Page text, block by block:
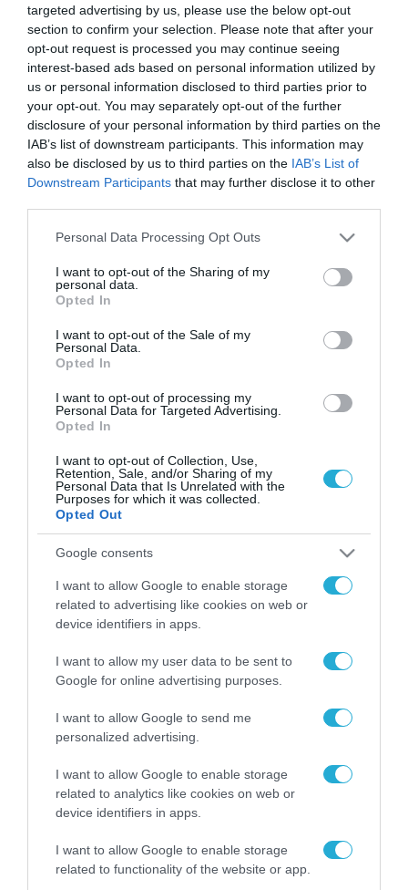
targeted advertising by us, please use the below opt-out
section to confirm your selection. Please note that after your
opt-out request is processed you may continue seeing
interest-based ads based on personal information utilized by
us or personal information disclosed to third parties prior to
your opt-out. You may separately opt-out of the further
disclosure of your personal information by third parties on the
IAB’s list of downstream participants. This information may
also be disclosed by us to third parties on the IAB’s List of
Downstream Participants that may further disclose it to other
Please note that this website/app uses one or more Google
not limited to your visit or usage behaviour. You may click to
grant or deny consent to Google and its third-party tags to
use your data for below specified purposes in below Google
consent section.
Personal Data Processing Opt Outs
I want to opt-out of the Sharing of my
personal data.
Opted In
I want to opt-out of the Sale of my
Personal Data.
Opted In
I want to opt-out of processing my
Personal Data for Targeted Advertising.
Opted In
I want to opt-out of Collection, Use,
Retention, Sale, and/or Sharing of my
Personal Data that Is Unrelated with the
Purposes for which it was collected.
Opted Out
Google consents
I want to allow Google to enable storage
related to advertising like cookies on web or
device identifiers in apps.
I want to allow my user data to be sent to
Google for online advertising purposes.
I want to allow Google to send me
personalized advertising.
I want to allow Google to enable storage
related to analytics like cookies on web or
device identifiers in apps.
I want to allow Google to enable storage
related to functionality of the website or app.
Δικάζονταν με κατηγορίες περί «προδοσίας» επειδή
είχε αποκαλύψει το Ucrainagate σκάνδαλο
διαφθοράς στο οποίο εμπέκονταν ο Χάντερ Μπάιντεν
ο γιος του Τζο Μπάιντεν
12.01.2024 | 20:23
Νεκρός ο Αμερικανός πολίτης και επικριτής
του Β.Ζελένσκι, Γκονζάλο Λίρα
10.08.2026 | 19:02
Έκρηξη σε αποθήκη
πυρομαχικών στη Βουλγαρία: Στο
EMCO που προμηθεύει την